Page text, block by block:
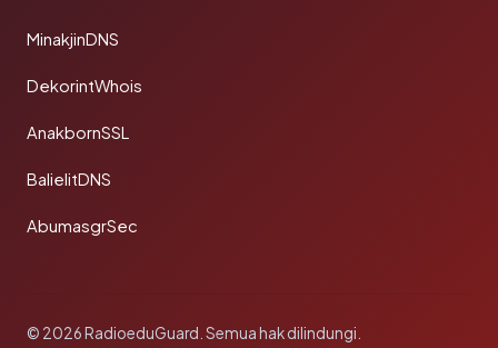
MinakjinDNS
DekorintWhois
AnakbornSSL
BalielitDNS
AbumasgrSec
© 2026 RadioeduGuard. Semua hak dilindungi.